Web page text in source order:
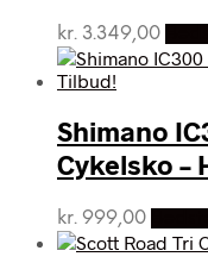
kr. 3.349,00
Shimano
Cykelsko –
kr. 999,00